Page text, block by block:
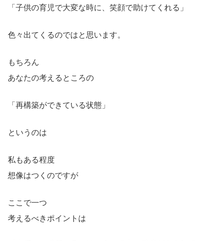
「子供の育児で大変な時に、笑顔で助けてくれる」
色々出てくるのではと思います。
もちろん
あなたの考えるところの
「再構築ができている状態」
というのは
私もある程度
想像はつくのですが
ここで一つ
考えるべきポイントは